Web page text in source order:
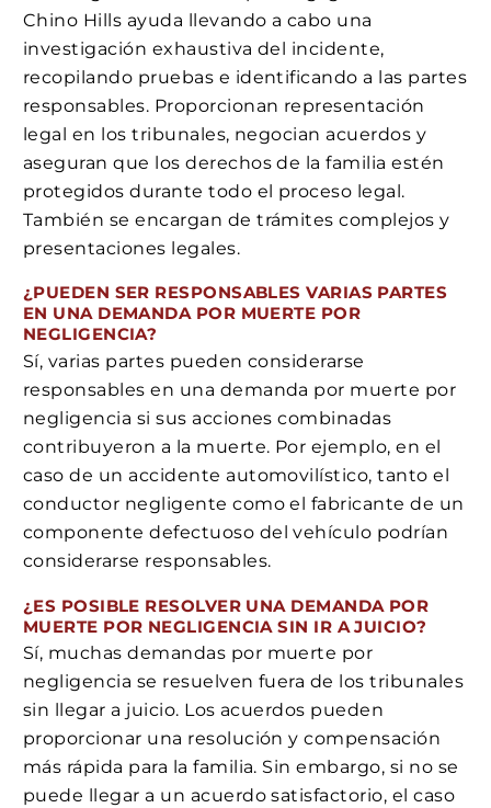
Chino Hills ayuda llevando a cabo una
investigación exhaustiva del incidente,
recopilando pruebas e identificando a las partes
responsables. Proporcionan representación
legal en los tribunales, negocian acuerdos y
aseguran que los derechos de la familia estén
protegidos durante todo el proceso legal.
También se encargan de trámites complejos y
presentaciones legales.
¿PUEDEN SER RESPONSABLES VARIAS PARTES
EN UNA DEMANDA POR MUERTE POR
NEGLIGENCIA?
Sí, varias partes pueden considerarse
responsables en una demanda por muerte por
negligencia si sus acciones combinadas
contribuyeron a la muerte. Por ejemplo, en el
caso de un accidente automovilístico, tanto el
conductor negligente como el fabricante de un
componente defectuoso del vehículo podrían
considerarse responsables.
¿ES POSIBLE RESOLVER UNA DEMANDA POR
MUERTE POR NEGLIGENCIA SIN IR A JUICIO?
Sí, muchas demandas por muerte por
negligencia se resuelven fuera de los tribunales
sin llegar a juicio. Los acuerdos pueden
proporcionar una resolución y compensación
más rápida para la familia. Sin embargo, si no se
puede llegar a un acuerdo satisfactorio, el caso